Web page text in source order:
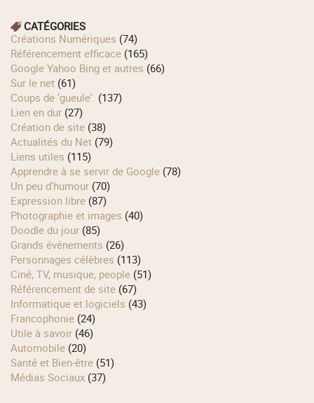
CATÉGORIES
Créations Numériques (74)
Référencement efficace (165)
Google Yahoo Bing et autres (66)
Sur le net (61)
Coups de 'gueule'. (137)
Lien en dur (27)
Création de site (38)
Actualités du Net (79)
Liens utiles (115)
Apprendre à se servir de Google (78)
Un peu d'humour (70)
Expression libre (87)
Photographie et images (40)
Doodle du jour (85)
Grands événements (26)
Personnages célèbres (113)
Ciné, TV, musique, people (51)
Référencement de site (67)
Informatique et logiciels (43)
Francophonie (24)
Utile à savoir (46)
Automobile (20)
Santé et Bien-être (51)
Médias Sociaux (37)